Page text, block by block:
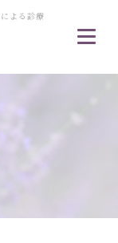
よる診療